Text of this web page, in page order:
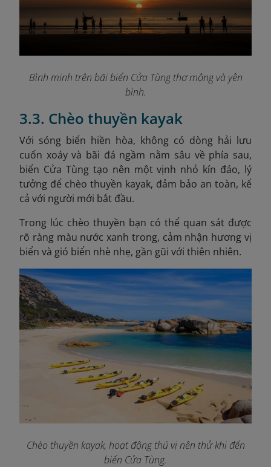
Bình minh trên bãi biển Cửa Tùng thơ mộng và yên
bình.
3.3. Chèo thuyền kayak
Với sóng biển hiền hòa, không có dòng hải lưu
cuốn xoáy và bãi đá ngầm nằm sâu về phía sau,
biển Cửa Tùng tạo nên một vịnh nhỏ kín đáo, lý
tưởng để chèo thuyền kayak, đảm bảo an toàn, kể
cả với người mới bắt đầu.
Trong lúc chèo thuyền bạn có thể quan sát được
rõ ràng màu nước xanh trong, cảm nhận hương vị
biển và gió biển nhè nhẹ, gần gũi với thiên nhiên.
Chèo thuyền kayak, hoạt động thú vị nên thử khi đến
biển Cửa Tùng.